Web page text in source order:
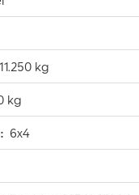
11.250 kg
kg
6x4